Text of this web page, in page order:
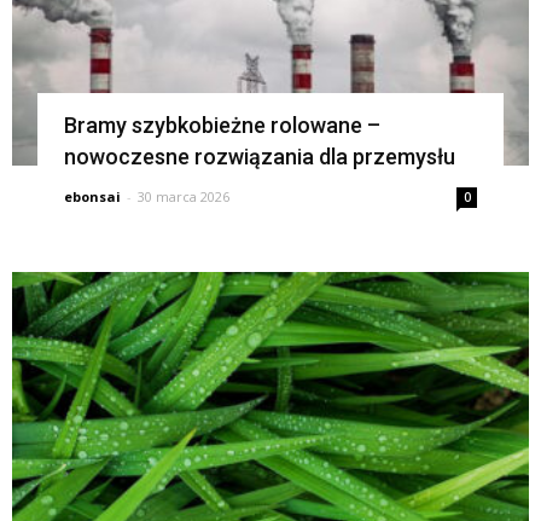
Bramy szybkobieżne rolowane –
nowoczesne rozwiązania dla przemysłu
ebonsai - 30 marca 2026 0